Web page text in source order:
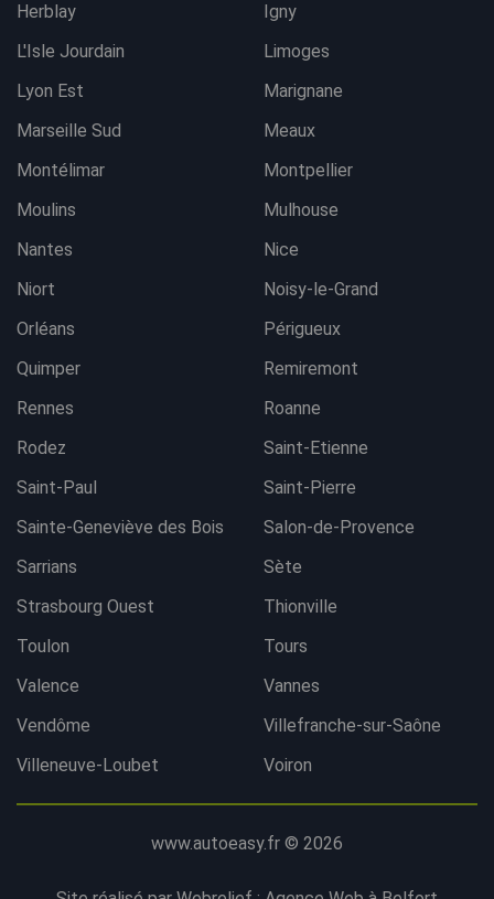
Herblay
Igny
L'Isle Jourdain
Limoges
Lyon Est
Marignane
Marseille Sud
Meaux
Montélimar
Montpellier
Moulins
Mulhouse
Nantes
Nice
Niort
Noisy-le-Grand
Orléans
Périgueux
Quimper
Remiremont
Rennes
Roanne
Rodez
Saint-Etienne
Saint-Paul
Saint-Pierre
Sainte-Geneviève des Bois
Salon-de-Provence
Sarrians
Sète
Strasbourg Ouest
Thionville
Toulon
Tours
Valence
Vannes
Vendôme
Villefranche-sur-Saône
Villeneuve-Loubet
Voiron
www.autoeasy.fr © 2026